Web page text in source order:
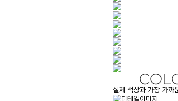
실제 색상과 가장 가까